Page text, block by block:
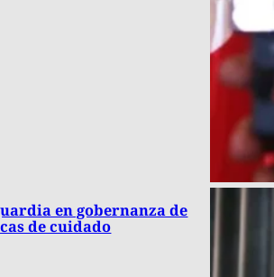
en gobernanza de
de cuidado